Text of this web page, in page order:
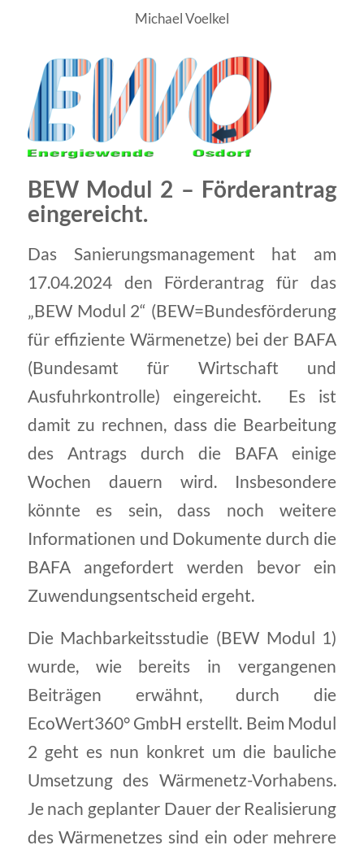
Michael Voelkel
BEW Modul 2 – Förderantrag
eingereicht.
Das Sanierungsmanagement hat am
17.04.2024 den Förderantrag für das
„BEW Modul 2“ (BEW=Bundesförderung
für effiziente Wärmenetze) bei der BAFA
(Bundesamt für Wirtschaft und
Ausfuhrkontrolle) eingereicht. Es ist
damit zu rechnen, dass die Bearbeitung
des Antrags durch die BAFA einige
Wochen dauern wird. Insbesondere
könnte es sein, dass noch weitere
Informationen und Dokumente durch die
BAFA angefordert werden bevor ein
Zuwendungsentscheid ergeht.
Die Machbarkeitsstudie (BEW Modul 1)
wurde, wie bereits in vergangenen
Beiträgen erwähnt, durch die
EcoWert360° GmbH erstellt. Beim Modul
2 geht es nun konkret um die bauliche
Umsetzung des Wärmenetz-Vorhabens.
Je nach geplanter Dauer der Realisierung
des Wärmenetzes sind ein oder mehrere